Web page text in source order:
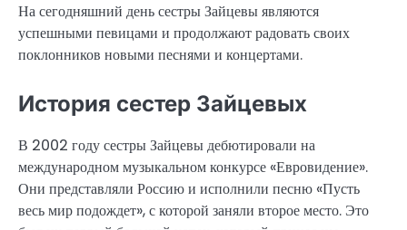
На сегодняшний день сестры Зайцевы являются
успешными певицами и продолжают радовать своих
поклонников новыми песнями и концертами.
История сестер Зайцевых
В 2002 году сестры Зайцевы дебютировали на
международном музыкальном конкурсе «Евровидение».
Они представляли Россию и исполнили песню «Пусть
весь мир подождет», с которой заняли второе место. Это